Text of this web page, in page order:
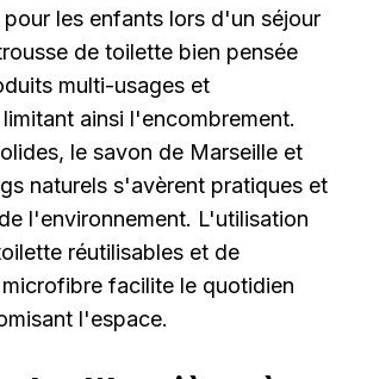
les enfants lors d'un séjour
de toilette bien pensée
multi-usages et
ainsi l'encombrement.
le savon de Marseille et
naturels s'avèrent pratiques et
l'environnement. L'utilisation
réutilisables et de
facilite le quotidien
l'espace.